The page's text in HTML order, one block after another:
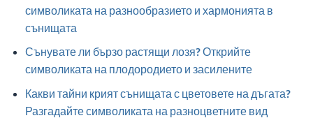
символиката на разнообразието и хармонията в
сънищата
Сънувате ли бързо растящи лозя? Открийте
символиката на плодородието и засилените
Какви тайни крият сънищата с цветовете на дъгата?
Разгадайте символиката на разноцветните вид